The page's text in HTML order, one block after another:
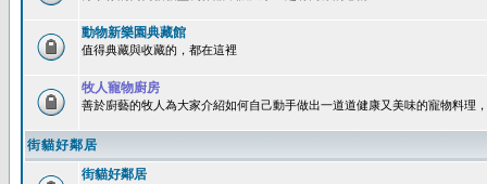
動物新樂園典藏館
值得典藏與收藏的，都在這裡
牧人寵物廚房
善於廚藝的牧人為大家介紹如何自己動手做出一道道健康又美味的寵物料理
街貓好鄰居
街貓好鄰居